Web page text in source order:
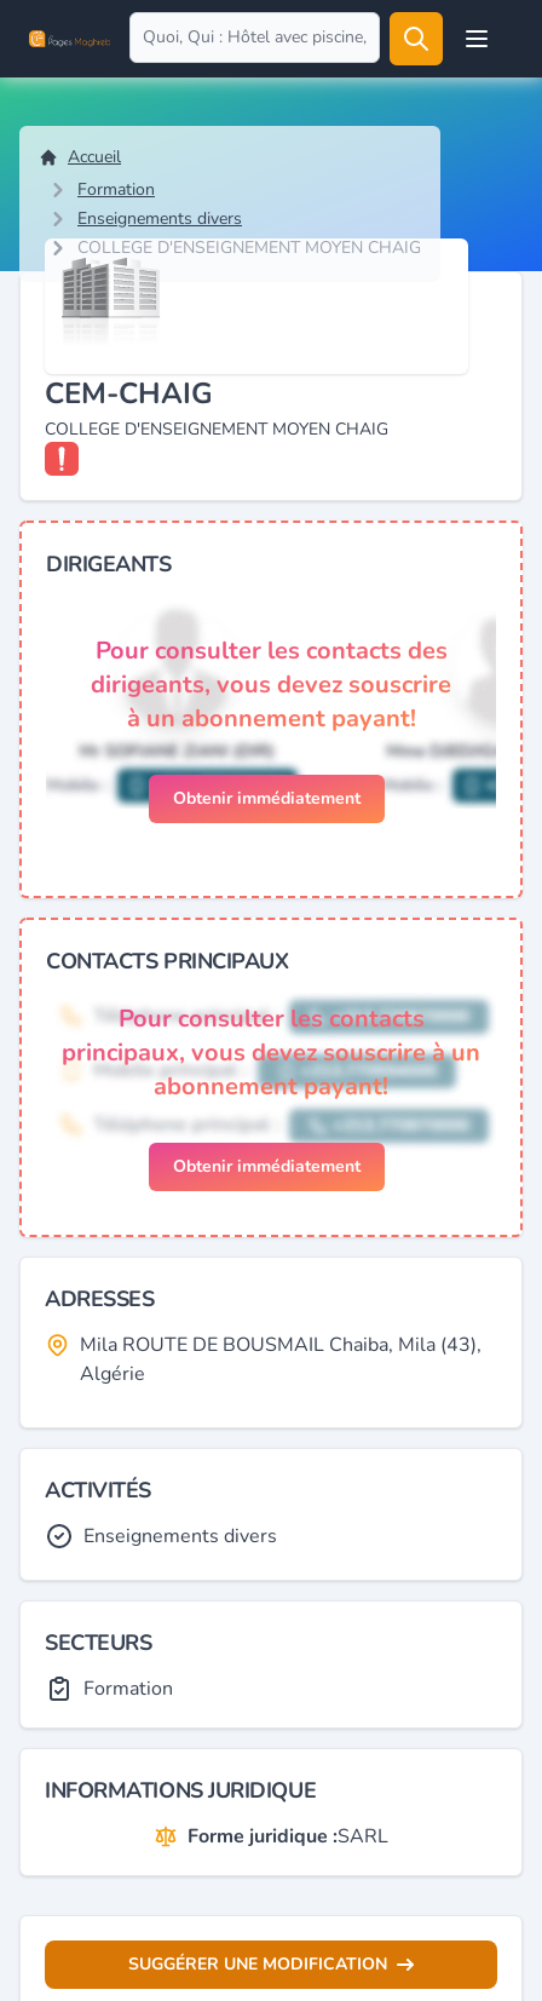
Open
Accueil
Formation
Enseignements divers
COLLEGE D'ENSEIGNEMENT MOYEN CHAIG
CEM-CHAIG
COLLEGE D'ENSEIGNEMENT MOYEN CHAIG
DIRIGEANTS
Pour consulter les contacts des
dirigeants, vous devez souscrire
à un abonnement payant!
Obtenir immédiatement
CONTACTS PRINCIPAUX
Pour consulter les contacts
principaux, vous devez souscrire à un
abonnement payant!
Obtenir immédiatement
ADRESSES
Mila ROUTE DE BOUSMAIL Chaiba, Mila (43),
Algérie
ACTIVITÉS
Enseignements divers
SECTEURS
Formation
INFORMATIONS JURIDIQUE
Forme juridique :SARL
SUGGÉRER UNE MODIFICATION